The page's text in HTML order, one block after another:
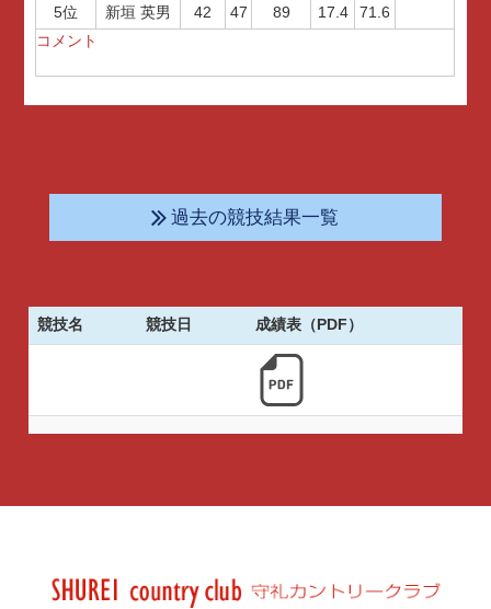
5位
新垣 英男 42 47 89 17.4
71.6
コメント
過去の競技結果一覧
競技名 競技日 成績表（PDF）